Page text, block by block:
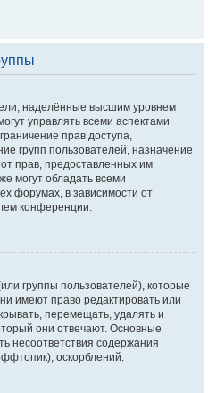
наделённые высшим уровнем
управлять всеми аспектами
прав доступа,
групп пользователей, назначение
прав, предоставленных им
могут обладать всеми
форумах, в зависимости от
конференции.
группы пользователей), которые
имеют право редактировать или
перемещать, удалять и
они отвечают. Основные
несоответствия содержания
оскорблений.